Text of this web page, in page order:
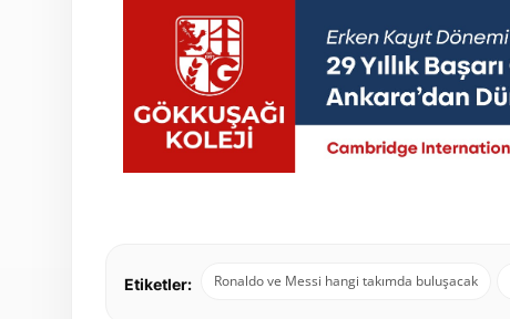
Etiketler: Ronaldo ve Messi hangi takımda buluşacak